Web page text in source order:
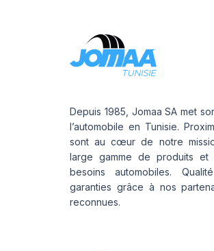
Depuis 1985, Jomaa SA met
l’automobile en Tunisie.
sont au cœur de notre
large gamme de produits et
besoins automobiles.
garanties grâce à nos
reconnues.